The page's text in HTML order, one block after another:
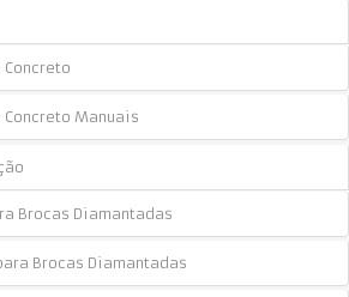
Manuais
Brocas Diamantadas
Brocas Diamantadas